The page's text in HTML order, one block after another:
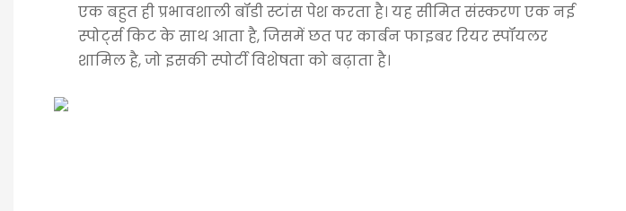
एक बहुत ही प्रभावशाली बॉडी स्टांस पेश करता है। यह सीमित संस्करण एक नई
स्पोर्ट्स किट के साथ आता है, जिसमें छत पर कार्बन फाइबर रियर स्पॉयलर
शामिल है, जो इसकी स्पोर्टी विशेषता को बढ़ाता है।